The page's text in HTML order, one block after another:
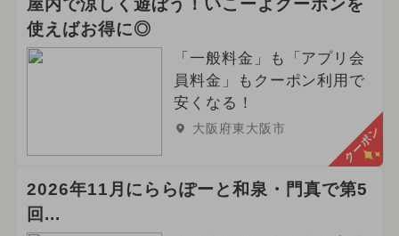
屋内で涼しく遊ぼう！いこーよクーポンを
使えばお得に◎
「一般料金」も「アプリ会
員料金」もクーポン利用で
安くなる！
大阪府東大阪市 クーポン
2026年11月にららぽーと和泉・門真で第5
回...